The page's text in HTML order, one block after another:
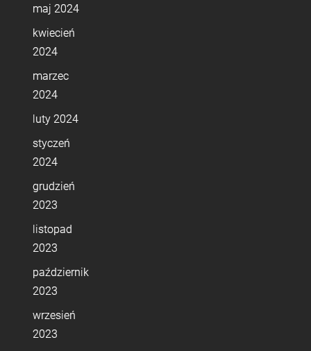
maj 2024
kwiecień
2024
marzec
2024
luty 2024
styczeń
2024
grudzień
2023
listopad
2023
październik
2023
wrzesień
2023